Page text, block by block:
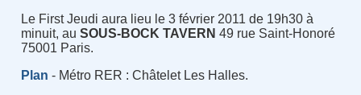
Le First Jeudi aura lieu le 3 février 2011 de 19h30 à
minuit, au SOUS-BOCK TAVERN 49 rue Saint-Honoré
75001 Paris.
Plan - Métro RER : Châtelet Les Halles.